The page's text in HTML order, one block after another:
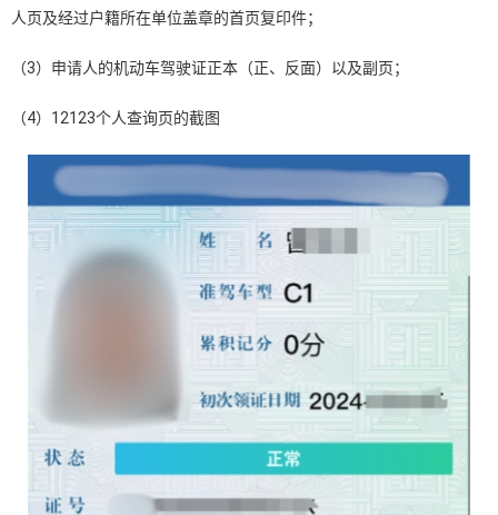
人页及经过户籍所在单位盖章的首页复印件；
（3）申请人的机动车驾驶证正本（正、反面）以及副页；
（4）12123个人查询页的截图